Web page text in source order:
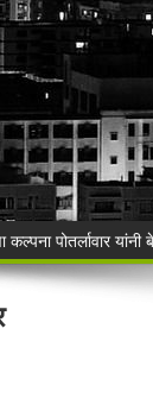
पोतर्लावार
साजरा
थरारक
अर्पण; रुपेश